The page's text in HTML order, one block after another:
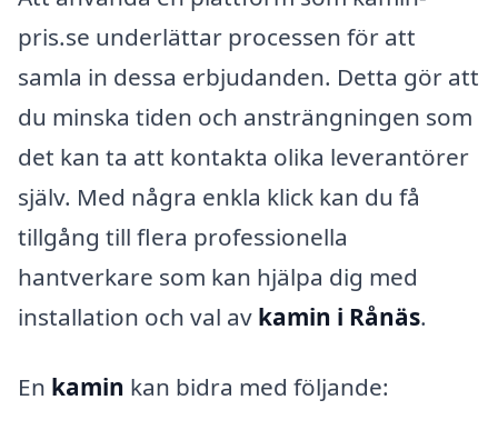
pris.se underlättar processen för att
samla in dessa erbjudanden. Detta gör att
du minska tiden och ansträngningen som
det kan ta att kontakta olika leverantörer
själv. Med några enkla klick kan du få
tillgång till flera professionella
hantverkare som kan hjälpa dig med
installation och val av kamin i Rånäs.
En kamin kan bidra med följande: